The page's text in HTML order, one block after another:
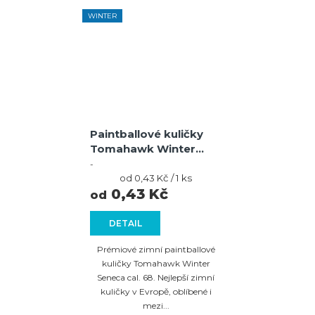
WINTER
Paintballové kuličky
Tomahawk Winter
Seneca – fialová /
modrá skořápka, žlutá
výplň
-
DETAIL
od 0,43 Kč
Měrná
cena:
od 0,43 Kč / 1 ks
Prémiové zimní paintballové
kuličky Tomahawk Winter
Seneca cal. 68. Nejlepší zimní
kuličky v Evropě, oblíbené i
mezi...